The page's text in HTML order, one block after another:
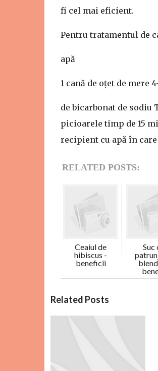
fi cel mai eficient.
Pentru tratamentul de
apă
1 cană de oțet de mere
de bicarbonat de sodiu
picioarele timp de 15
recipient cu apă în
RELATED POSTS:
Ceaiul de
hibiscus -
beneficii
Suc
Related Posts
C
t